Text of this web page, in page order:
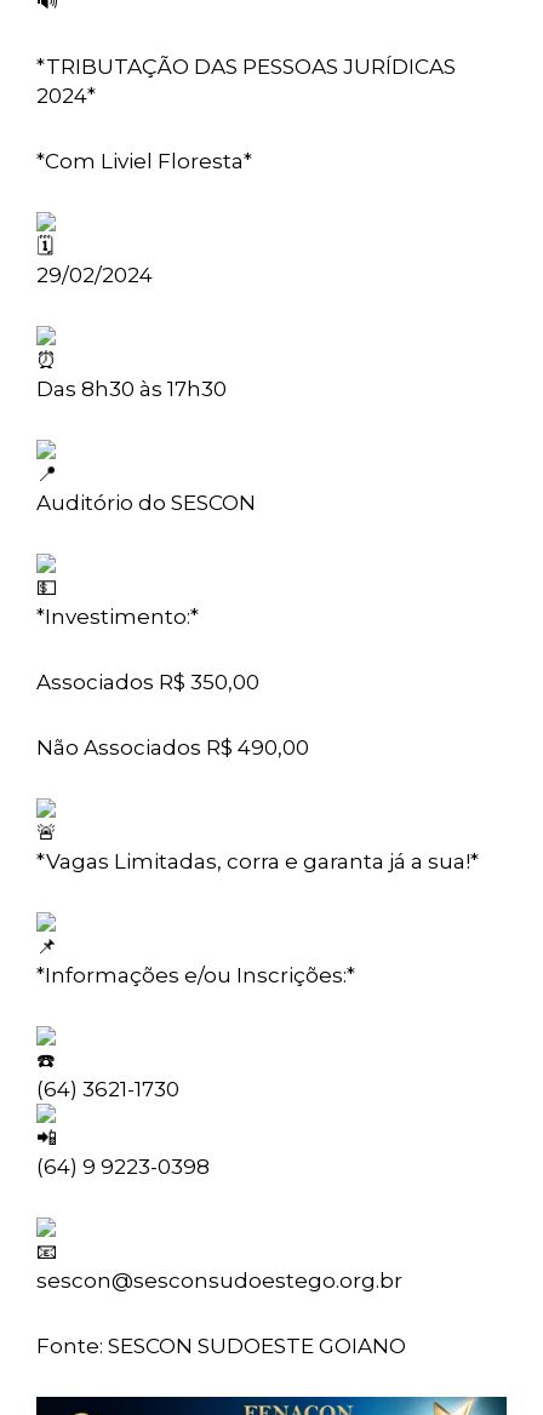
*TRIBUTAÇÃO DAS PESSOAS JURÍDICAS
2024*
*Com Liviel Floresta*
29/02/2024
Das 8h30 às 17h30
Auditório do SESCON
*Investimento:*
Associados R$ 350,00
Não Associados R$ 490,00
*Vagas Limitadas, corra e garanta já a sua!*
*Informações e/ou Inscrições:*
(64) 3621-1730
(64) 9 9223-0398
sescon@sesconsudoestego.org.br
Fonte: SESCON SUDOESTE GOIANO